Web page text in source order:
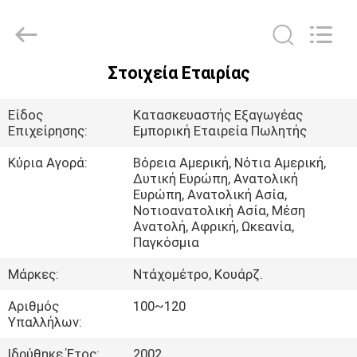
ΠΡΟΪΌΝΤΑ
ΓΎΡΟΣ
ΠΟΙΟΤΙΚΌΣ
Reserved.
Developed
Στοιχεία Εταιρίας
Είδος
Επιχείρησης:
Κατασκευαστής Εξαγωγέας
Εμπορική Εταιρεία Πωλητής
Κύρια Αγορά:
Βόρεια Αμερική, Νότια Αμερική,
Δυτική Ευρώπη, Ανατολική
Ευρώπη, Ανατολική Ασία,
Νοτιοανατολική Ασία, Μέση
Ανατολή, Αφρική, Ωκεανία,
Παγκόσμια
Μάρκες:
Ντάχομέτρο, Κουάρζ.
Αριθμός
Υπαλλήλων:
100~120
Ιδρύθηκε Έτος:
2002